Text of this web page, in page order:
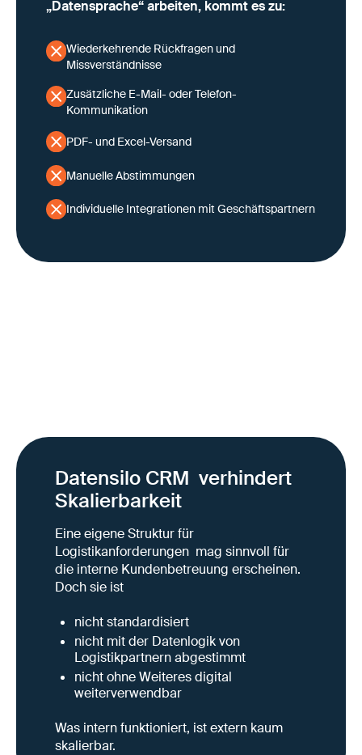
„Datensprache“ arbeiten, kommt es zu:
Wiederkehrende Rückfragen und
Missverständnisse
Zusätzliche E-Mail- oder Telefon-
Kommunikation
PDF- und Excel-Versand
Manuelle Abstimmungen
Individuelle Integrationen mit Geschäftspartnern
Datensilo CRM verhindert
Skalierbarkeit
Eine eigene Struktur für
Logistikanforderungen mag sinnvoll für
die interne Kundenbetreuung erscheinen.
Doch sie ist
nicht standardisiert
nicht mit der Datenlogik von
Logistikpartnern abgestimmt
nicht ohne Weiteres digital
weiterverwendbar
Was intern funktioniert, ist extern kaum
skalierbar.